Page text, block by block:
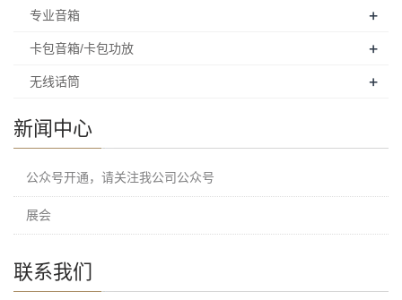
专业音箱 +
卡包音箱/卡包功放 +
无线话筒 +
新闻中心
公众号开通，请关注我公司公众号
展会
联系我们